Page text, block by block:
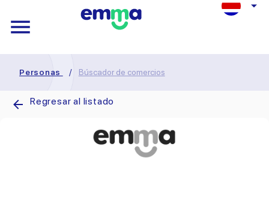
Personas / Búscador de comercios
Regresar al listado